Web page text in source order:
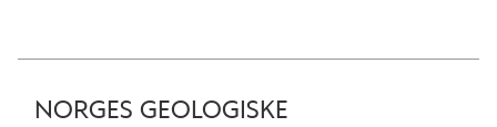
NORGES GEOLOGISKE